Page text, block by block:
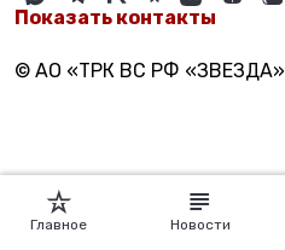
Показать контакты
© АО «ТРК ВС РФ «ЗВЕЗДА»
Главное Новости